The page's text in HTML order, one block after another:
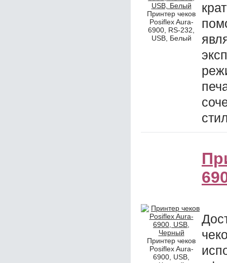
Принтер чеков
Posiflex Aura-
6900, RS-232,
USB, Белый
Принтер чеков
Posiflex Aura-
6900, USB,